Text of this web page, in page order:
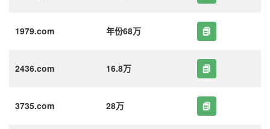
1979.com 年份68万
2436.com 16.8万
3735.com 28万